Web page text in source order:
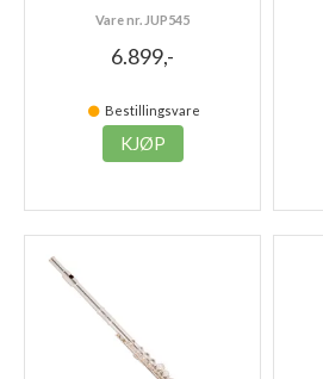
Vare nr. JUP545
6.899,-
Bestillingsvare
KJØP